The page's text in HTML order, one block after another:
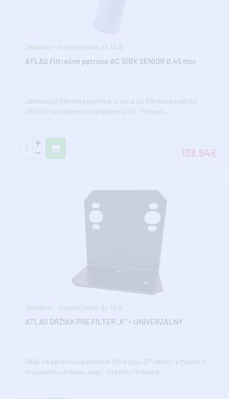
Skladom - expedujeme do 10.8.
ATLAS Filtračné patróna AC 10BX SENIOR 0,45 mcr
Jedinečná filtračná patróna určená do filtračnej nádoby
SENIOR so systémom pripojenia BX. Priepus..
138,94€
Skladom - expedujeme do 10.8.
ATLAS DRŽIAK PRE FILTER „K“ – UNIVERZÁLNY
Slúži na správne upevnenie filtra typu 2P Senior a Master s
mosadznou hlavou, napr. na stenu.Vrátane..